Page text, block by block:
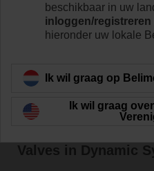
Belimo
Belimo Releases a
to Help Educate on
Valves in Dynamic
beschikbaar in uw
inloggen/registreren
hieronder uw lokale
Ik wil graag op
Ik wil graag